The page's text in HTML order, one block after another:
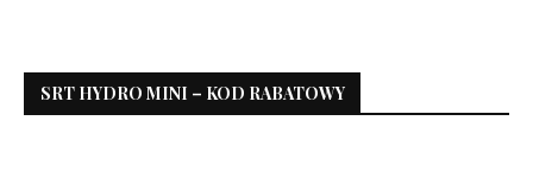
SRT HYDRO MINI – KOD RABATOWY